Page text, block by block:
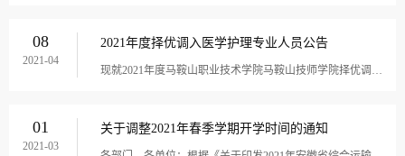
08
2021-04
2021年度择优调入医学护理专业人员公告
现就2021年度马鞍山职业技术学院马鞍山技师学院择优调入医学护理专业人才工作有关事项公告如下：一、调入人员需符合下列基本条件1.必须是马鞍山市市属事业单位医疗机构事业编制内人员。2.具有中华人民共和国国籍，遵守宪法和法律，具有良好的品行，岗位所...
01
2021-03
关于调整2021年春季学期开学时间的通知